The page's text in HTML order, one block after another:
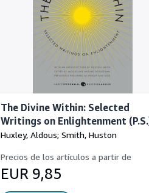
The Divine Within: Selected
Writings on Enlightenment
Huxley, Aldous; Smith, Huston
Precios de los artículos a partir de
EUR 9,85